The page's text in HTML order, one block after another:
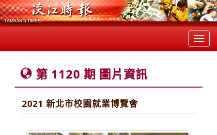
第 1120 期 圖片資訊
2021 新北市校園就業博覽會